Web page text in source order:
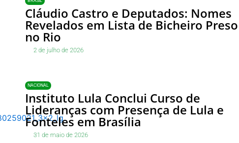
Cláudio Castro e Deputados: Nomes
Revelados em Lista de Bicheiro Preso
no Rio
2 de julho de 2026
NACIONAL
Instituto Lula Conclui Curso de
Lideranças com Presença de Lula e
Fonteles em Brasília
31 de maio de 2026